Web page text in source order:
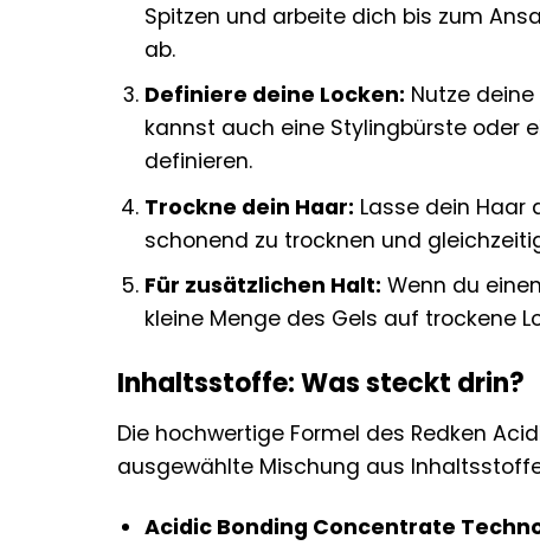
Spitzen und arbeite dich bis zum
ab.
Definiere deine Locken: Nutze
kannst auch eine Stylingbürste oder
definieren.
Trockne dein Haar: Lasse dein Haar
schonend zu trocknen und
Für zusätzlichen Halt: Wenn du
kleine Menge des Gels auf trockene
Inhaltsstoffe: Was steckt drin?
Die hochwertige Formel des Redken
ausgewählte Mischung aus
Acidic Bonding Concentrate